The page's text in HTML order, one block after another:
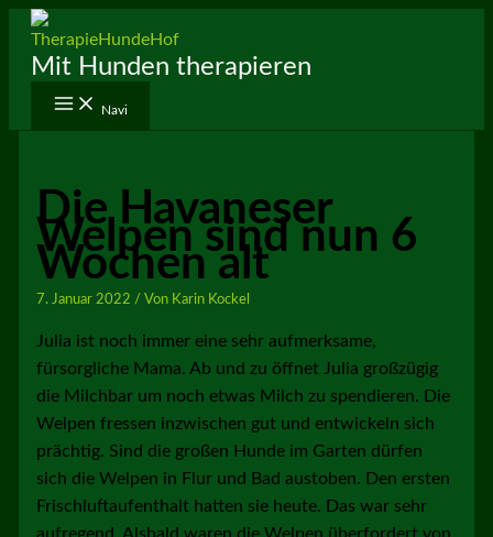
Zum
Inhalt
springen
Mit Hunden therapieren
Navi
Die Havaneser
Welpen sind nun 6
Wochen alt
7. Januar 2022 / Von Karin Kockel
Julia ist noch immer eine sehr aufmerksame,
fürsorgliche Mama. Ab und zu öffnet Julia großzügig
die Milchbar um noch etwas Milch zu spendieren. Die
Welpen fressen inzwischen gut und entwickeln sich
prächtig. Sind die großen Hunde im Garten dürfen
sich die Welpen in Flur und Bad austoben. Den ersten
Frischluftaufenthalt hatten sie heute. Das war sehr